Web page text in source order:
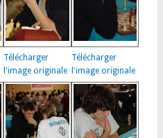
Télécharger
l'image originale
Télécharger
l'image originale